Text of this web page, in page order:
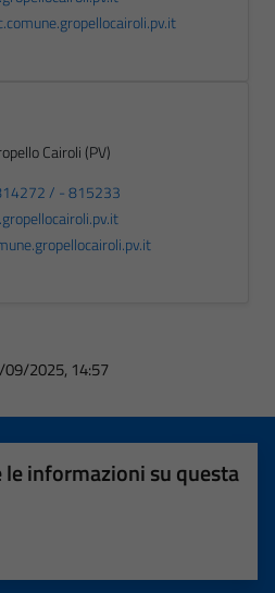
Cairoli (PV)
/ - 815233
2025, 14:57
informazioni su questa
su 5
su 5
5